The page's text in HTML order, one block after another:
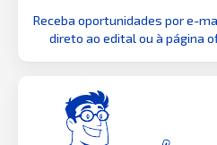
Receba oportunidades por e-
direto ao edital ou à página